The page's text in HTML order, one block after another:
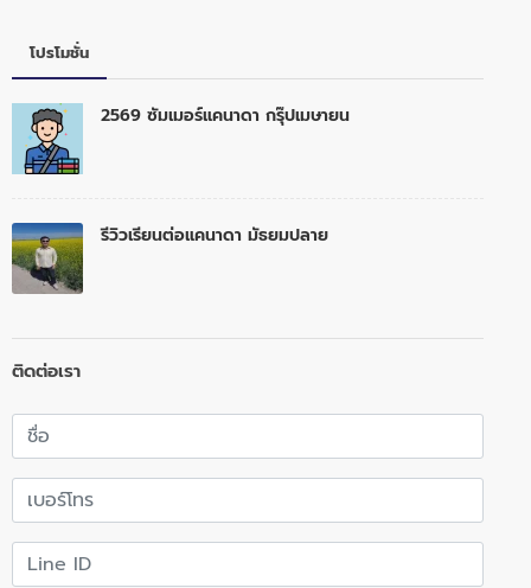
โปรโมชั่น
2569 ซัมเมอร์แคนาดา กรุ๊ปเมษายน
รีวิวเรียนต่อแคนาดา มัธยมปลาย
ติดต่อเรา